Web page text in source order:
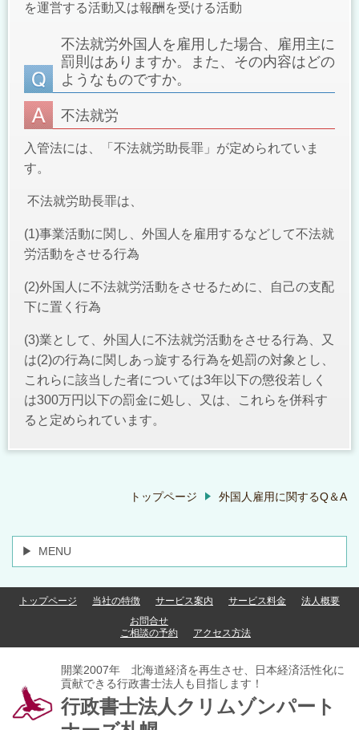
を運営する活動又は報酬を受ける活動
不法就労外国人を雇用した場合、雇用主に
罰則はありますか。また、その内容はどの
ようなものですか。
不法就労
入管法には、「不法就労助長罪」が定められていま
す。
不法就労助長罪は、
(1)事業活動に関し、外国人を雇用するなどして不法就
労活動をさせる行為
(2)外国人に不法就労活動をさせるために、自己の支配
下に置く行為
(3)業として、外国人に不法就労活動をさせる行為、又
は(2)の行為に関しあっ旋する行為を処罰の対象とし、
これらに該当した者については3年以下の懲役若しく
は300万円以下の罰金に処し、又は、これらを併科す
ると定められています。
トップページ 外国人雇用に関するQ＆A
MENU
トップページ 当社の特徴 サービス案内 サービス料金
法人概要
お問合せ
ご相談の予約
アクセス方法
開業2007年 北海道経済を再生させ、日本経済活性化に
貢献できる行政書士法人も目指します！
行政書士法人クリムゾンパート